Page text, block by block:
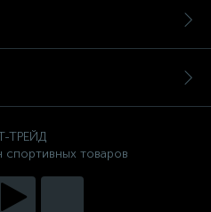
ТРЕЙД
спортивных товаров